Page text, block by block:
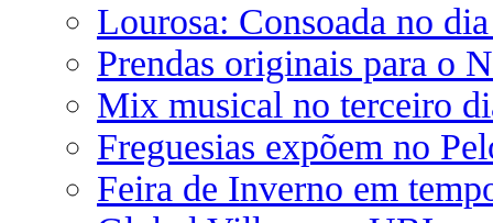
Lourosa: Consoada no
Prendas originais para o
Mix musical no terceiro
Freguesias expõem no
Feira de Inverno em